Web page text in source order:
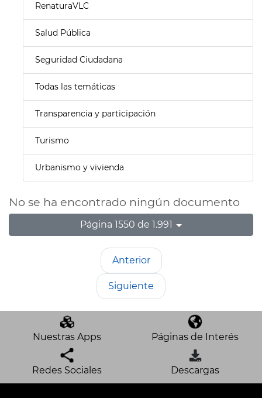
RenaturaVLC
Salud Pública
Seguridad Ciudadana
Todas las temáticas
Transparencia y participación
Turismo
Urbanismo y vivienda
No se ha encontrado ningún documento
Página 1550 de 1.991
Anterior
Siguiente
Nuestras Apps Páginas de Interés
Redes Sociales Descargas